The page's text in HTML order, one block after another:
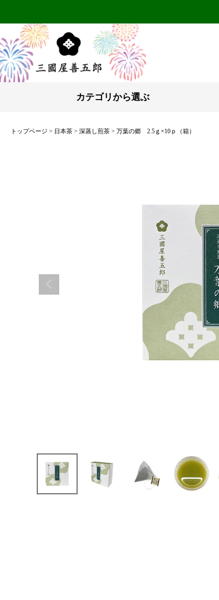
カテゴリから選ぶ
トップページ 日本茶 深蒸し煎茶 万葉の郷 2.5ｇ×10ｐ（箱）